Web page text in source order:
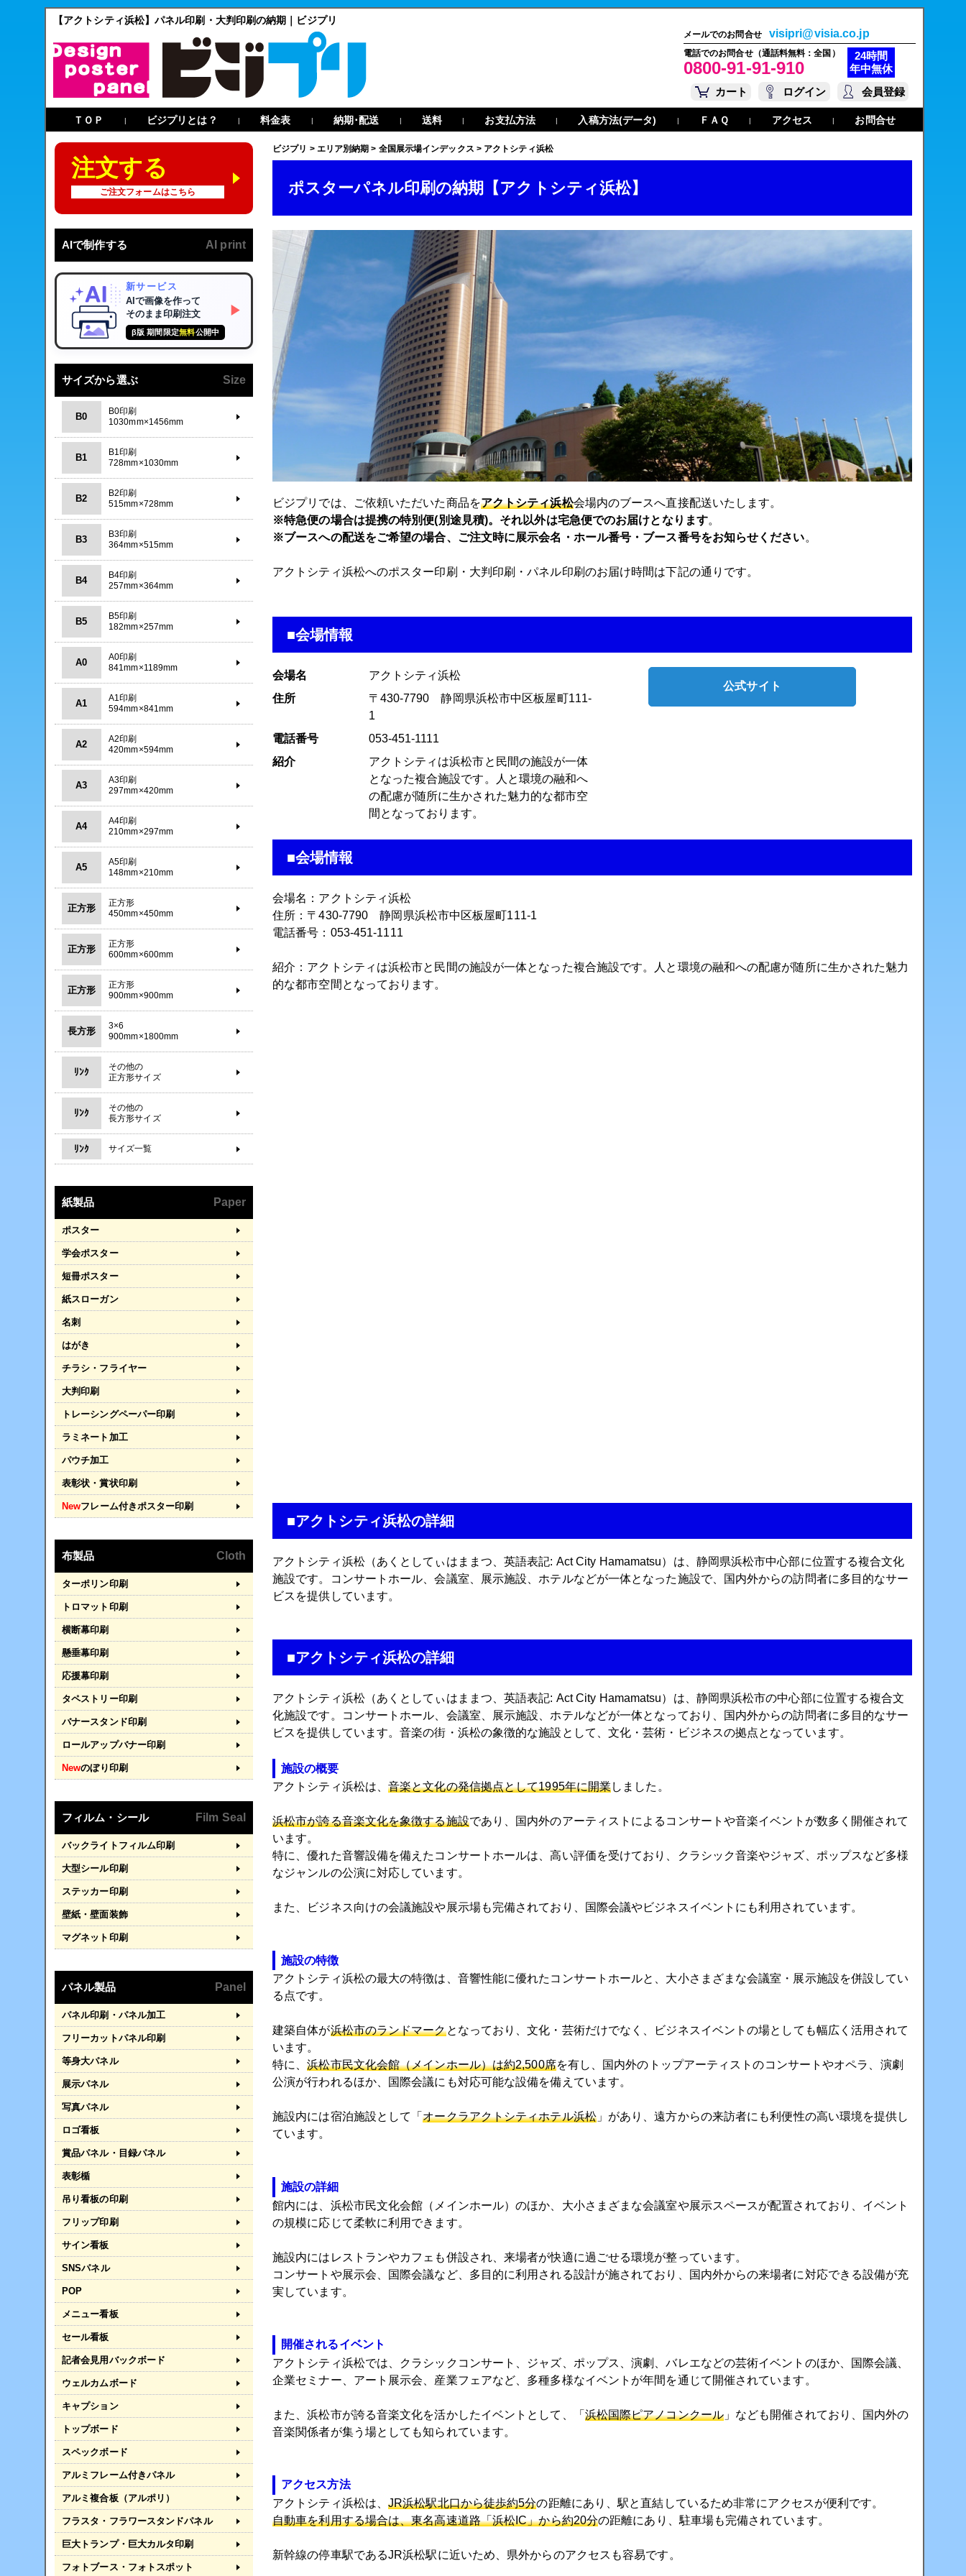
【アクトシティ浜松】パネル印刷・大判印刷の納期｜ビジプリ
メールでのお問合せ visipri@visia.co.jp
電話でのお問合せ（通話料無料：全国）
0800-91-91-910
24時間
年中無休
カート
ログイン 会員登録
ＴＯＰ | ビジプリとは？ | 料金表 | 納期･配送 | 送料 | お支払方法 | 入稿方法(データ) | ＦＡＱ | アクセス | お問合せ
注文する
ご注文フォームはこちら
AIで制作する AI print
新サービス
AIで画像を作って
そのまま印刷注文
β版 期間限定無料公開中
▶
サイズから選ぶ Size
B0
B0印刷
1030mm×1456mm
B1
B1印刷
728mm×1030mm
B2
B2印刷
515mm×728mm
B3
B3印刷
364mm×515mm
B4
B4印刷
257mm×364mm
B5
B5印刷
182mm×257mm
A0
A0印刷
841mm×1189mm
A1
A1印刷
594mm×841mm
A2
A2印刷
420mm×594mm
A3
A3印刷
297mm×420mm
A4
A4印刷
210mm×297mm
A5
A5印刷
148mm×210mm
正方形
正方形
450mm×450mm
正方形
正方形
600mm×600mm
正方形
正方形
900mm×900mm
長方形
3×6
900mm×1800mm
ﾘﾝｸ
その他の
正方形サイズ
ﾘﾝｸ
その他の
長方形サイズ
ﾘﾝｸ サイズ一覧
紙製品 Paper
ポスター
学会ポスター
短冊ポスター
紙スローガン
名刺
はがき
チラシ・フライヤー
大判印刷
トレーシングペーパー印刷
ラミネート加工
パウチ加工
表彰状・賞状印刷
Newフレーム付きポスター印刷
布製品 Cloth
ターポリン印刷
トロマット印刷
横断幕印刷
懸垂幕印刷
応援幕印刷
タペストリー印刷
バナースタンド印刷
ロールアップバナー印刷
Newのぼり印刷
フィルム・シール Film Seal
バックライトフィルム印刷
大型シール印刷
ステッカー印刷
壁紙・壁面装飾
マグネット印刷
パネル製品 Panel
パネル印刷・パネル加工
フリーカットパネル印刷
等身大パネル
展示パネル
写真パネル
ロゴ看板
賞品パネル・目録パネル
表彰楯
吊り看板の印刷
フリップ印刷
サイン看板
SNSパネル
POP
メニュー看板
セール看板
記者会見用バックボード
ウェルカムボード
キャプション
トップボード
スペックボード
アルミフレーム付きパネル
アルミ複合板（アルポリ）
フラスタ・フラワースタンドパネル
巨大トランプ・巨大カルタ印刷
フォトブース・フォトスポット
ビジプリ > エリア別納期 > 全国展示場インデックス > アクトシティ浜松
ポスターパネル印刷の納期【アクトシティ浜松】
ビジプリでは、ご依頼いただいた商品をアクトシティ浜松会場内のブースへ直接配送いたします。
※特急便の場合は提携の特別便(別途見積)。それ以外は宅急便でのお届けとなります。
※ブースへの配送をご希望の場合、ご注文時に展示会名・ホール番号・ブース番号をお知らせください。
アクトシティ浜松へのポスター印刷・大判印刷・パネル印刷のお届け時間は下記の通りです。
■会場情報
会場名
アクトシティ浜松
住所
〒430-7790 静岡県浜松市中区板屋町111-
1
電話番号
053-451-1111
紹介
アクトシティは浜松市と民間の施設が一体
となった複合施設です。人と環境の融和へ
の配慮が随所に生かされた魅力的な都市空
間となっております。
公式サイト
■会場情報
会場名：アクトシティ浜松
住所：〒430-7790 静岡県浜松市中区板屋町111-1
電話番号：053-451-1111
紹介：アクトシティは浜松市と民間の施設が一体となった複合施設です。人と環境の融和への配慮が随所に生かされた魅力
的な都市空間となっております。
■アクトシティ浜松の詳細
アクトシティ浜松（あくとしてぃはままつ、英語表記: Act City Hamamatsu）は、静岡県浜松市中心部に位置する複合文化
施設です。コンサートホール、会議室、展示施設、ホテルなどが一体となった施設で、国内外からの訪問者に多目的なサー
ビスを提供しています。
■アクトシティ浜松の詳細
アクトシティ浜松（あくとしてぃはままつ、英語表記: Act City Hamamatsu）は、静岡県浜松市の中心部に位置する複合文
化施設です。コンサートホール、会議室、展示施設、ホテルなどが一体となっており、国内外からの訪問者に多目的なサー
ビスを提供しています。音楽の街・浜松の象徴的な施設として、文化・芸術・ビジネスの拠点となっています。
施設の概要
アクトシティ浜松は、 音楽と文化の発信拠点として1995年に開業しました。
浜松市が誇る音楽文化を象徴する施設であり、国内外のアーティストによるコンサートや音楽イベントが数多く開催されて
います。
特に、優れた音響設備を備えたコンサートホールは、高い評価を受けており、クラシック音楽やジャズ、ポップスなど多様
なジャンルの公演に対応しています。
また、ビジネス向けの会議施設や展示場も完備されており、国際会議やビジネスイベントにも利用されています。
施設の特徴
アクトシティ浜松の最大の特徴は、音響性能に優れたコンサートホールと、大小さまざまな会議室・展示施設を併設してい
る点です。
建築自体が浜松市のランドマークとなっており、文化・芸術だけでなく、ビジネスイベントの場としても幅広く活用されて
います。
特に、浜松市民文化会館（メインホール）は約2,500席を有し、国内外のトップアーティストのコンサートやオペラ、演劇
公演が行われるほか、国際会議にも対応可能な設備を備えています。
施設内には宿泊施設として「オークラアクトシティホテル浜松」があり、遠方からの来訪者にも利便性の高い環境を提供し
ています。
施設の詳細
館内には、浜松市民文化会館（メインホール）のほか、大小さまざまな会議室や展示スペースが配置されており、イベント
の規模に応じて柔軟に利用できます。
施設内にはレストランやカフェも併設され、来場者が快適に過ごせる環境が整っています。
コンサートや展示会、国際会議など、多目的に利用される設計が施されており、国内外からの来場者に対応できる設備が充
実しています。
開催されるイベント
アクトシティ浜松では、クラシックコンサート、ジャズ、ポップス、演劇、バレエなどの芸術イベントのほか、国際会議、
企業セミナー、アート展示会、産業フェアなど、多種多様なイベントが年間を通じて開催されています。
また、浜松市が誇る音楽文化を活かしたイベントとして、「 浜松国際ピアノコンクール」なども開催されており、国内外の
音楽関係者が集う場としても知られています。
アクセス方法
アクトシティ浜松は、 JR浜松駅北口から徒歩約5分の距離にあり、駅と直結しているため非常にアクセスが便利です。
自動車を利用する場合は、東名高速道路「浜松IC」から約20分の距離にあり、駐車場も完備されています。
新幹線の停車駅であるJR浜松駅に近いため、県外からのアクセスも容易です。